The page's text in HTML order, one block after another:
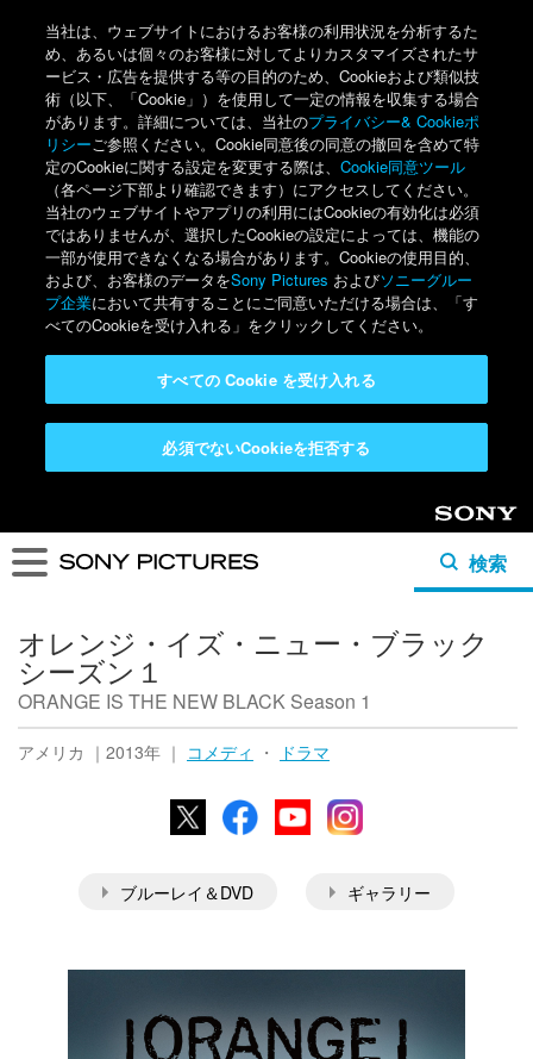
当社は、ウェブサイトにおけるお客様の利用状況を分析するた
め、あるいは個々のお客様に対してよりカスタマイズされたサ
ービス・広告を提供する等の目的のため、Cookieおよび類似技
術（以下、「Cookie」）を使用して一定の情報を収集する場合
があります。詳細については、当社のプライバシー& Cookieポ
リシーご参照ください。Cookie同意後の同意の撤回を含めて特
定のCookieに関する設定を変更する際は、Cookie同意ツール
（各ページ下部より確認できます）にアクセスしてください。
当社のウェブサイトやアプリの利用にはCookieの有効化は必須
ではありませんが、選択したCookieの設定によっては、機能の
一部が使用できなくなる場合があります。Cookieの使用目的、
および、お客様のデータをSony Pictures およびソニーグルー
プ企業において共有することにご同意いただける場合は、「す
べてのCookieを受け入れる」をクリックしてください。
必須でないCookieを拒否する
すべての Cookie を受け入れる
Sony
検索
オレンジ・イズ・ニュー・ブラック
シーズン１
ORANGE IS THE NEW BLACK Season 1
アメリカ ｜2013年 ｜ コメディ ・ ドラマ
X FacebookYouTubeInstagram
ブルーレイ＆DVD ギャラリー